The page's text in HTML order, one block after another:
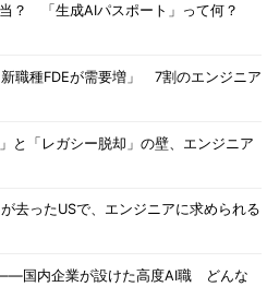
当？ 「生成AIパスポート」って何？
新職種FDEが需要増」 7割のエンジニア
と「レガシー脱却」の壁、エンジニア
去ったUSで、エンジニアに求められる
国内企業が設けた高度AI職 どんな